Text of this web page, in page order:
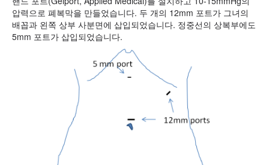
압력으로 폐복막을 만들었습니다. 두 개의 12mm 포트가 그녀의
배꼽과 왼쪽 상부 사분면에 삽입되었습니다. 정중선의 상복부에도
5mm 포트가 삽입되었습니다.